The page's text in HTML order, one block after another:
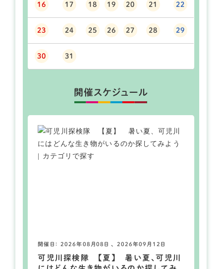
16 17 18 19 20 21 22
23 24 25 26 27 28 29
30 31
開催スケジュール
開催日： 2026年08月08日 、 2026年09月12日
可児川探検隊 【夏】 暑い夏、可児川